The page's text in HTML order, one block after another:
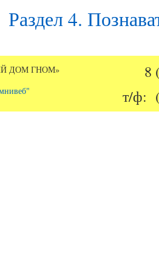
Раздел 4.
ДОМ ГНОМ»
8
т/ф: